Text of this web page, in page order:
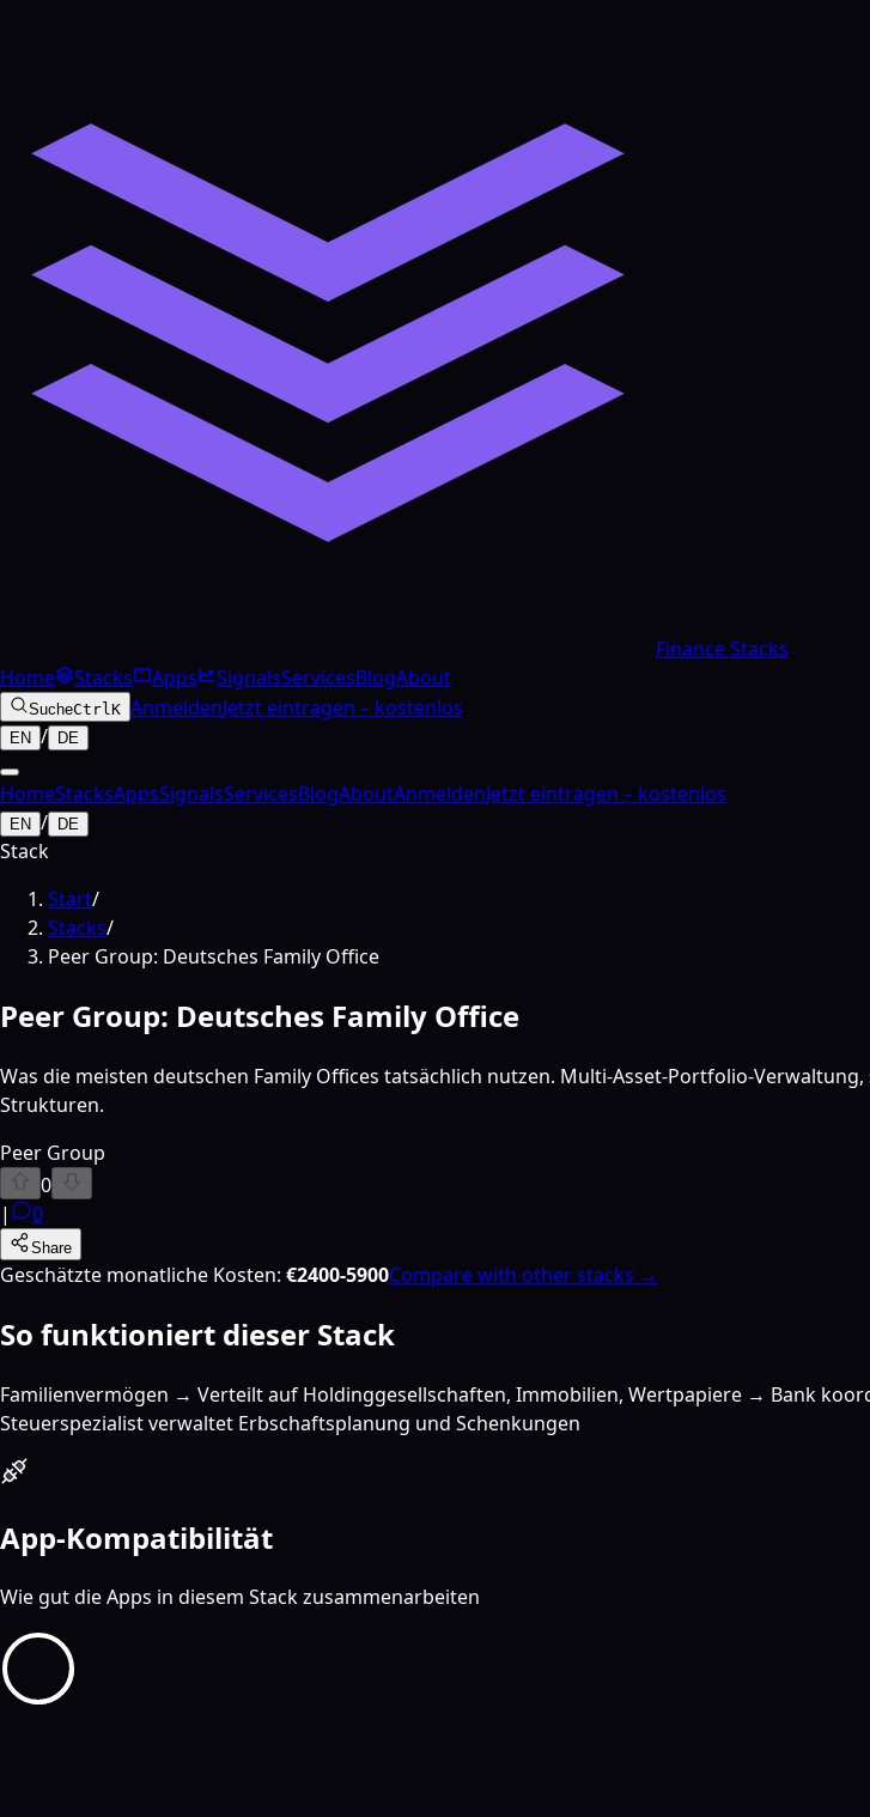
Finance Stacks
Home
Stacks Apps SignalsServicesBlogAbout
SucheCtrlK AnmeldenJetzt eintragen – kostenlos
EN / DE
HomeStacksAppsSignalsServicesBlogAboutAnmeldenJetzt eintragen – kostenlos
EN / DE
Stack
Start/
Stacks/
Peer Group: Deutsches Family Office
Peer Group: Deutsches Family Office
Was die meisten deutschen Family Offices tatsächlich nutzen. Multi-Asset-Portfolio-
Strukturen.
Peer Group
0
|
0
Share
Geschätzte monatliche Kosten: €2400-5900Compare with other stacks →
So funktioniert dieser Stack
Familienvermögen → Verteilt auf Holdinggesellschaften, Immobilien, Wertpapiere → Bank
Steuerspezialist verwaltet Erbschaftsplanung und Schenkungen
App-Kompatibilität
Wie gut die Apps in diesem Stack zusammenarbeiten